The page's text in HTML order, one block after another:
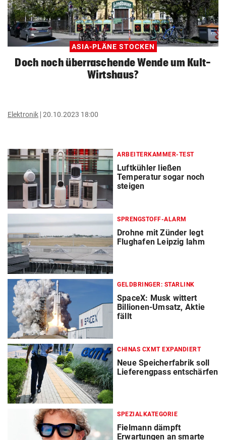
ASIA-PLÄNE STOCKEN
Doch noch überraschende Wende um Kult-
Wirtshaus?
Elektronik 20.10.2023 18:00
ARBEITERKAMMER-TEST
Luftkühler ließen
Temperatur sogar noch
steigen
SPRENGSTOFF-ALARM
Drohne mit Zünder legt
Flughafen Leipzig lahm
GELDBRINGER: STARLINK
SpaceX: Musk wittert
Billionen-Umsatz, Aktie
fällt
CHINAS CXMT EXPANDIERT
Neue Speicherfabrik soll
Lieferengpass entschärfen
SPEZIALKATEGORIE
Fielmann dämpft
Erwartungen an smarte